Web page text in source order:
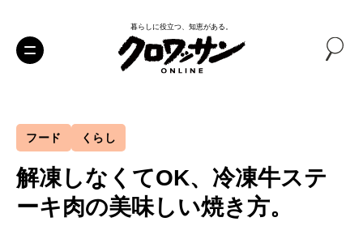
暮らしに役立つ、知恵がある。
フード くらし
解凍しなくてOK、冷凍牛ステ
ーキ肉の美味しい焼き方。